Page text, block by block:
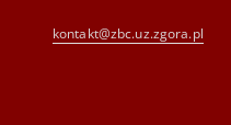
kontakt@zbc.uz.zgora.pl